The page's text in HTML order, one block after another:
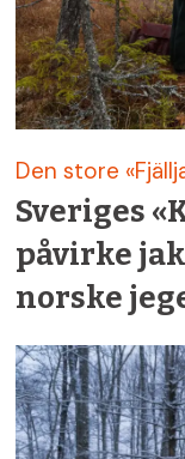
Den store
Sveriges
påvirke
norske